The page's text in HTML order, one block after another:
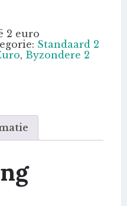
2 euro
Standaard 2
, Byzondere 2